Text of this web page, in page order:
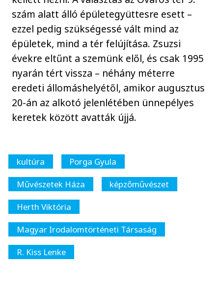
szám alatt álló épületegyüttesre esett –
ezzel pedig szükségessé vált mind az
épületek, mind a tér felújítása. Zsuzsi
évekre eltűnt a szemünk elől, és csak 1995
nyarán tért vissza – néhány méterre
eredeti állomáshelyétől, amikor augusztus
20-án az alkotó jelenlétében ünnepélyes
keretek között avatták újjá.
kultúra
Porga Gyula
Művészetek Háza
képzőművészet
Herth Viktória
Magyar Irodalomtörténeti Társaság
R. Kiss Lenke